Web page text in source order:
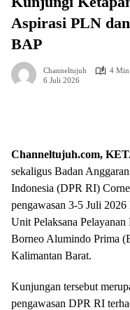
Aspirasi PLN
BAP
Channeltujuh
4 Min
6 Juli 2026
Channeltujuh.com,
sekaligus Badan
Indonesia (DPR RI)
pengawasan 3-5 Juli
Unit Pelaksana
Borneo Alumindo Prima
Kalimantan Barat.
Kunjungan tersebut
pengawasan DPR RI